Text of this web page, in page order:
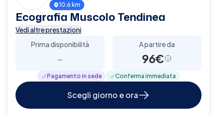
10.6 km
Ecografia Muscolo Tendinea
Vedi altre prestazioni
Prima disponibilità
-
A partire da
96€
Pagamento in sede Conferma immediata
Scegli giorno e ora